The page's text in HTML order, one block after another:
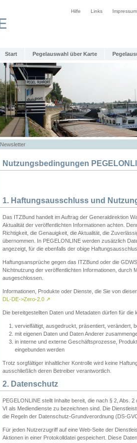
Hilfe Links Impressum
Start Pegelauswahl über Karte
Newsletter
Nutzungsbedingungen
1. Haftungsausschluss und
Das ITZBund handelt im Auftrag der Generaldirektion
Aktualität der veröffentlichten Informationen achten.
Richtigkeit, die Genauigkeit, die Aktualität, die
übernommen. In PEGELONLINE werden zusätzlich
angezeigt, für die ebenfalls der obige
Haftungsansprüche gegen das ITZBund oder die
Nichtnutzung der veröffentlichten Informationen, durch
ausgeschlossen.
Informationen, Produkte oder Dienste, die Sie von
DL-DE->Zero-2.0 ↗
Die bereitgestellten Daten und Metadaten dürfen für
vervielfältigt, ausgedruckt, präsentiert, verändert,
mit eigenen Daten und Daten Anderer
in interne und externe Geschäftsprozesse,
eingebunden werden
Trotz sorgfältiger inhaltlicher Kontrolle wird keine
ausschließlich deren Betreiber verantwortlich.
2. Datenschutz
PEGELONLINE stellt Inhalte bereit, die nach § 2, Abs.
VI als Mediendienste zu bezeichnen sind. Die
die Regeln der Datenschutz-Grundverordnung (DS-
Für jeden Nutzerzugriff auf eine Web-Seite der
Aktionen in einer Protokolldatei gespeichert. Diese